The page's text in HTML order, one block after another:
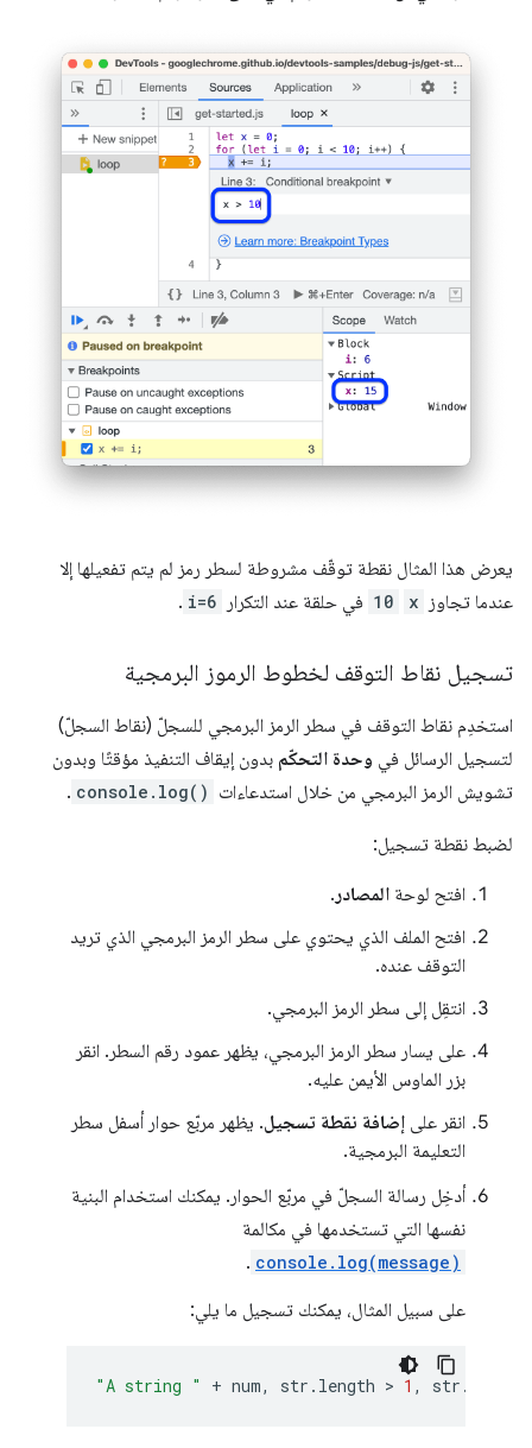
يعرض هذا المثال نقطة توقّف مشروطة لسطر رمز لم يتم تفعيلها إلا
عندما تجاوز x
10 في حلقة عند التكرار i=6
.
تسجيل نقاط التوقف لخطوط الرموز البرمجية
استخدِم نقاط التوقف في سطر الرمز البرمجي للسجلّ (نقاط السجلّ)
لتسجيل الرسائل في وحدة التحكّم بدون إيقاف التنفيذ مؤقتًا وبدون
تشويش الرمز البرمجي من خلال استدعاءات console.log()
.
لضبط نقطة تسجيل:
افتح لوحة المصادر .
افتح الملف الذي يحتوي على سطر الرمز البرمجي الذي تريد
التوقف عنده.
انتقِل إلى سطر الرمز البرمجي.
على يسار سطر الرمز البرمجي، يظهر عمود رقم السطر. انقر
بزر الماوس الأيمن عليه.
انقر على إضافة نقطة تسجيل. يظهر مربّع حوار أسفل سطر
التعليمة البرمجية.
أدخِل رسالة السجلّ في مربّع الحوار. يمكنك استخدام البنية
نفسها التي تستخدمها في مكالمة
console.log(message)
.
على سبيل المثال، يمكنك تسجيل ما يلي:
"A string " + num, str . length > 1 , str .